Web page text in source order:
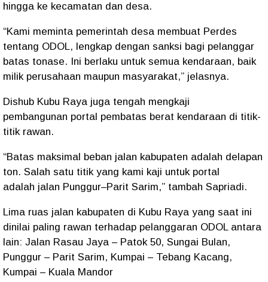
hingga ke kecamatan dan desa.
“Kami meminta pemerintah desa membuat Perdes
tentang ODOL, lengkap dengan sanksi bagi pelanggar
batas tonase. Ini berlaku untuk semua kendaraan, baik
milik perusahaan maupun masyarakat,” jelasnya.
Dishub Kubu Raya juga tengah mengkaji
pembangunan portal pembatas berat kendaraan di titik-
titik rawan.
“Batas maksimal beban jalan kabupaten adalah delapan
ton. Salah satu titik yang kami kaji untuk portal
adalah jalan Punggur–Parit Sarim,” tambah Sapriadi.
Lima ruas jalan kabupaten di Kubu Raya yang saat ini
dinilai paling rawan terhadap pelanggaran ODOL antara
lain: Jalan Rasau Jaya – Patok 50, Sungai Bulan,
Punggur – Parit Sarim, Kumpai – Tebang Kacang,
Kumpai – Kuala Mandor